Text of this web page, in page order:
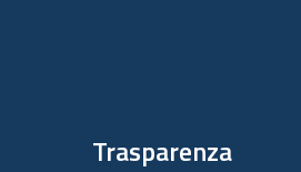
Trasparenza